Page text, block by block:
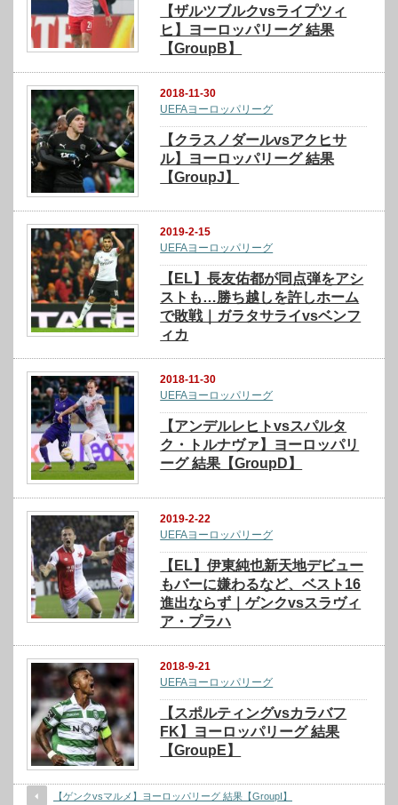
【ザルツブルクvsライプツィ
ヒ】ヨーロッパリーグ 結果
【GroupB】
2018-11-30
UEFAヨーロッパリーグ
【クラスノダールvsアクヒサ
ル】ヨーロッパリーグ 結果
【GroupJ】
2019-2-15
UEFAヨーロッパリーグ
【EL】長友佑都が同点弾をアシ
ストも…勝ち越しを許しホーム
で敗戦｜ガラタサライvsベンフ
ィカ
2018-11-30
UEFAヨーロッパリーグ
【アンデルレヒトvsスパルタ
ク・トルナヴァ】ヨーロッパリ
ーグ 結果【GroupD】
2019-2-22
UEFAヨーロッパリーグ
【EL】伊東純也新天地デビュー
もバーに嫌わるなど、ベスト16
進出ならず｜ゲンクvsスラヴィ
ア・プラハ
2018-9-21
UEFAヨーロッパリーグ
【スポルティングvsカラバフ
FK】ヨーロッパリーグ 結果
【GroupE】
【ゲンクvsマルメ】ヨーロッパリーグ 結果【GroupI】